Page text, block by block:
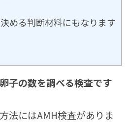
める判断材料にもなります
子の数を調べる検査です
法にはAMH検査がありま